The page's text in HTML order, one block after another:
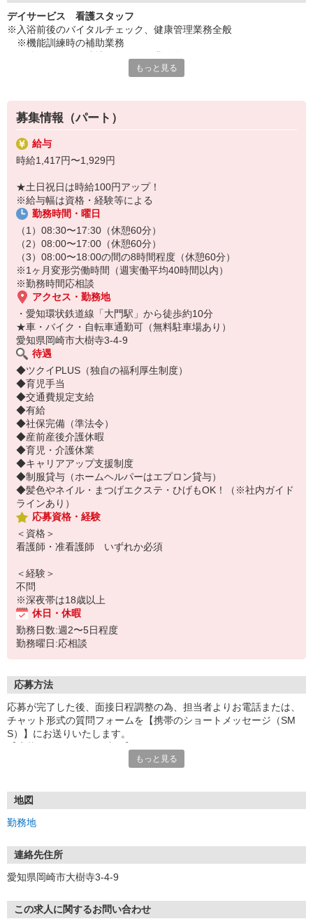
・子育て支援の福利厚生制度あり！子育てと仕事の両立を応援◎
・スタッフ何でも相談窓口やライフキャリア相談など、各相談窓
口あり
◇頑張った分、スタッフに還元！
・パートは特別手当の支給あり
デイサービス 看護スタッフ
※入浴前後のバイタルチェック、健康管理業務全般
※機能訓練時の補助業務
デイサービスでお客様の生活に寄り添い、ゆっくりと時間をかけな
がら信頼関係を築くことができること、他業種との協力や連携を図
りながら支援していけることも魅力です。お客様から感謝の言葉を
直接いただけることがやりがいにもつながります。日勤の勤務でワ
ークライフバランスに合わせた働き方ができます。
もっと見る
募集情報（パート）
給与
時給1,417円〜1,929円
★土日祝日は時給100円アップ！
※給与幅は資格・経験等による
勤務時間・曜日
（1）08:30〜17:30（休憩60分）
（2）08:00〜17:00（休憩60分）
（3）08:00〜18:00の間の8時間程度（休憩60分）
※1ヶ月変形労働時間（週実働平均40時間以内）
※勤務時間応相談
アクセス・勤務地
・愛知環状鉄道線「大門駅」から徒歩約10分
★車・バイク・自転車通勤可（無料駐車場あり）
愛知県岡崎市大樹寺3-4-9
待遇
◆ツクイPLUS（独自の福利厚生制度）
◆育児手当
◆交通費規定支給
◆有給
◆社保完備（準法令）
◆産前産後介護休暇
◆育児・介護休業
◆キャリアアップ支援制度
◆制服貸与（ホームヘルパーはエプロン貸与）
◆髪色やネイル・まつげエクステ・ひげもOK！（※社内ガイド
ラインあり）
応募資格・経験
＜資格＞
看護師・准看護師 いずれか必須
＜経験＞
不問
※深夜帯は18歳以上
休日・休暇
勤務日数:週2〜5日程度
勤務曜日:応相談
応募方法
応募が完了した後、面接日程調整の為、担当者よりお電話または、
チャット形式の質問フォームを【携帯のショートメッセージ（SM
S）】にお送りいたします。
1.応募…Webもしくはお電話より応募ください。
※実技試験はドライバーの職種のみとなります。
もっと見る
地図
勤務地
連絡先住所
愛知県岡崎市大樹寺3-4-9
この求人に関するお問い合わせ